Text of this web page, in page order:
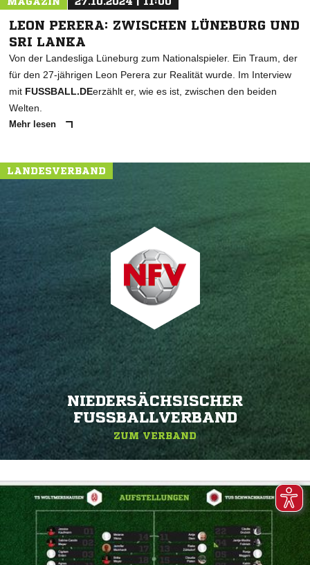
LEON PERERA: ZWISCHEN LÜNEBURG UND
SRI LANKA
Von der Landesliga Lüneburg zum Nationalspieler. Ein Traum, der
für den 27-jährigen Leon Perera zur Realität wurde. Im Interview
mit FUSSBALL.DEerzählt er, wie es ist, zwischen den beiden
Welten.
Mehr lesen
LANDESVERBAND
NIEDERSÄCHSISCHER
FUSSBALLVERBAND
ZUM VERBAND